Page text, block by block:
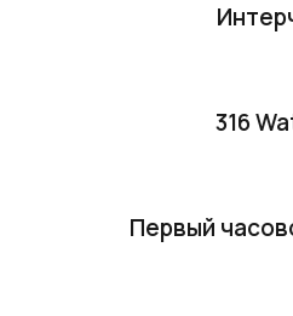
316
Первый